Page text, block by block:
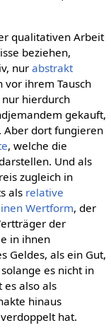
qualitativen Arbeit
beziehen,
nur abstrakt
vor ihrem Tausch
hierdurch
gekauft,
Aber dort fungieren
, welche die
Und als
zugleich in
als relative
Wertform, der
der
in ihnen
Geldes, als ein Gut,
es nicht in
es also als
hinaus
hat.